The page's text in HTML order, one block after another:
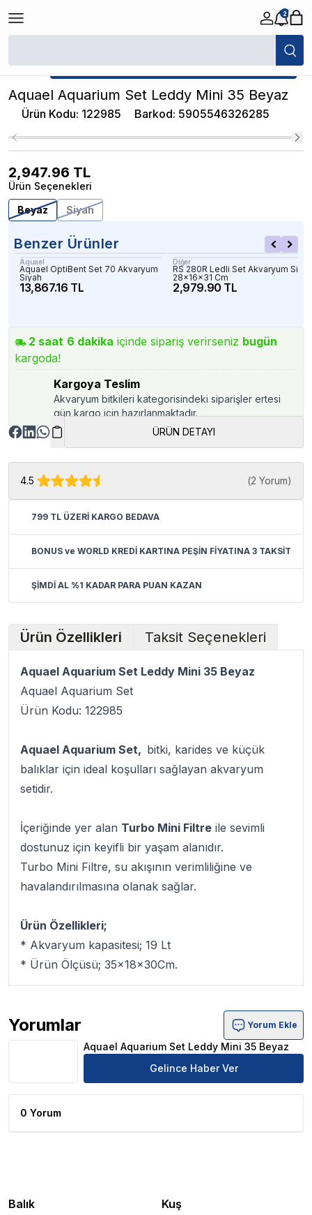
2
/ Aquael Aquarium Set Leddy Mini 35 Beyaz
★ Atakan Petshop, Aquael yetkili satıcısıdır.
Aquael Aquarium Set Leddy Mini 35 Beyaz
Ürün Kodu: 122985 Barkod: 5905546326285
2,947.96 TL
Ürün Seçenekleri
Beyaz
Siyah
Benzer Ürünler
Aquael
Aquael OptiBent Set 70 Akvaryum
Siyah
13,867.16 TL
Diğer
RS 280R Ledli Set Akvaryum Siyah
28x16x31 Cm
2,979.90 TL
2 saat 6 dakika içinde sipariş verirseniz bugün
kargoda!
Kargoya Teslim
Akvaryum bitkileri kategorisindeki siparişler ertesi
gün kargo için hazırlanmaktadır.
ÜRÜN DETAYI
4.5 (2 Yorum)
799 TL ÜZERİ KARGO BEDAVA
BONUS ve WORLD KREDİ KARTINA PEŞİN FİYATINA 3 TAKSİT
ŞİMDİ AL %1 KADAR PARA PUAN KAZAN
Ürün Özellikleri Taksit Seçenekleri
Aquael Aquarium Set Leddy Mini 35 Beyaz
Aquael Aquarium Set
Ürün Kodu: 122985
Aquael Aquarium Set, bitki, karides ve küçük
balıklar için ideal koşulları sağlayan akvaryum
setidir.
İçeriğinde yer alan Turbo Mini Filtre ile sevimli
dostunuz için keyifli bir yaşam alanıdır.
Turbo Mini Filtre, su akışının verimliliğine ve
havalandırılmasına olanak sağlar.
Ürün Özellikleri;
* Akvaryum kapasitesi; 19 Lt
* Ürün Ölçüsü; 35x18x30Cm.
Yorumlar
Aquael Aquarium Set Leddy Mini 35 Beyaz Ürün
Yorum Ekle
Aquael Aquarium Set Leddy Mini 35 Beyaz
Gelince Haber Ver
0 Yorum
Balık Kuş